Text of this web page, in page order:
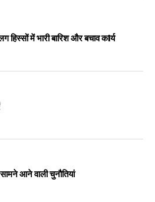
में भारी बारिश और बचाव कIर्य
आने वाली चुनौतियां